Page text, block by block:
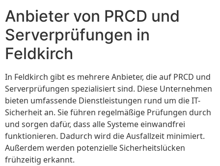
Anbieter von PRCD und
Serverprüfungen in
Feldkirch
In Feldkirch gibt es mehrere Anbieter, die auf PRCD und
Serverprüfungen spezialisiert sind. Diese Unternehmen
bieten umfassende Dienstleistungen rund um die IT-
Sicherheit an. Sie führen regelmäßige Prüfungen durch
und sorgen dafür, dass alle Systeme einwandfrei
funktionieren. Dadurch wird die Ausfallzeit minimiert.
Außerdem werden potenzielle Sicherheitslücken
frühzeitig erkannt.